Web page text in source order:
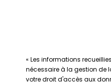
« Les informations
nécessaire à la gestion de
votre droit d'accès aux